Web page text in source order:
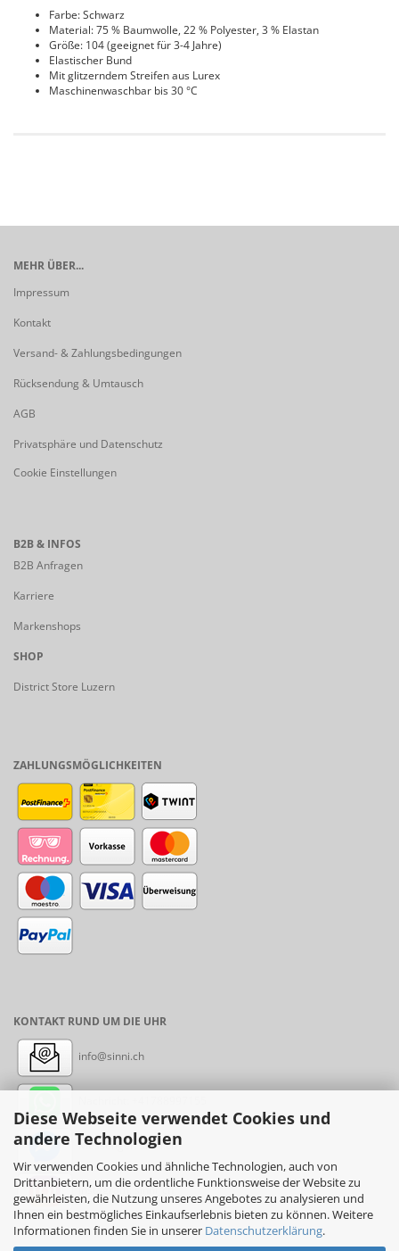
Diese Webseite verwendet Cookies und
andere Technologien
Wir verwenden Cookies und ähnliche Technologien, auch von
Drittanbietern, um die ordentliche Funktionsweise der Website zu
gewährleisten, die Nutzung unseres Angebotes zu analysieren und
Ihnen ein bestmögliches Einkaufserlebnis bieten zu können. Weitere
Informationen finden Sie in unserer Datenschutzerklärung.
Farbe: Schwarz
Material: 75 % Baumwolle, 22 % Polyester, 3 % Elastan
Größe: 104 (geeignet für 3-4 Jahre)
Elastischer Bund
Mit glitzerndem Streifen aus Lurex
Maschinenwaschbar bis 30 °C
MEHR ÜBER...
Impressum
Kontakt
Versand- & Zahlungsbedingungen
Rücksendung & Umtausch
AGB
Privatsphäre und Datenschutz
Cookie Einstellungen
B2B & INFOS
B2B Anfragen
Karriere
Markenshops
SHOP
District Store Luzern
ZAHLUNGSMÖGLICHKEITEN
KONTAKT RUND UM DIE UHR
info@sinni.ch
Messenger: sinni.ch
Instagram: sinni_ch